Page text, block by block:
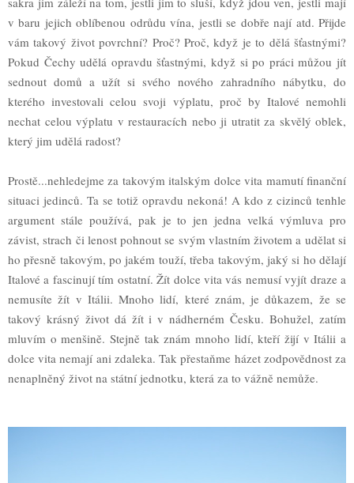
v baru jejich oblíbenou odrůdu vína, jestli se dobře nají atd. Přijde
vám takový život povrchní? Proč? Proč, když je to dělá šťastnými?
Pokud Čechy udělá opravdu šťastnými, když si po práci můžou jít
sednout domů a užít si svého nového zahradního nábytku, do
kterého investovali celou svoji výplatu, proč by Italové nemohli
nechat celou výplatu v restauracích nebo ji utratit za skvělý oblek,
který jim udělá radost?
Prostě...nehledejme za takovým italským dolce vita mamutí finanční
situaci jedinců. Ta se totiž opravdu nekoná! A kdo z cizinců tenhle
argument stále používá, pak je to jen jedna velká výmluva pro
závist, strach či lenost pohnout se svým vlastním životem a udělat si
ho přesně takovým, po jakém touží, třeba takovým, jaký si ho dělají
Italové a fascinují tím ostatní. Žít dolce vita vás nemusí vyjít draze a
nemusíte žít v Itálii. Mnoho lidí, které znám, je důkazem, že se
takový krásný život dá žít i v nádherném Česku. Bohužel, zatím
mluvím o menšině. Stejně tak znám mnoho lidí, kteří žijí v Itálii a
dolce vita nemají ani zdaleka. Tak přestaňme házet zodpovědnost za
nenaplněný život na státní jednotku, která za to vážně nemůže.